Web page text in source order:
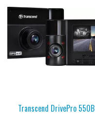
Transcend DrivePro 550B